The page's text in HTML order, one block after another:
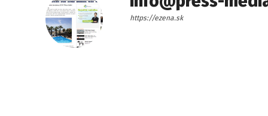
https://ezena.sk